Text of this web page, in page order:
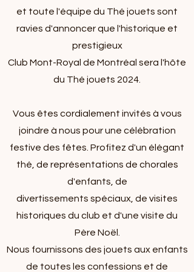
et toute l'équipe du Thé jouets sont
ravies d'annoncer que l'historique et
prestigieux
Club Mont-Royal de Montréal sera l'hôte
du Thé jouets 2024.
Vous êtes cordialement invités à vous
joindre à nous pour une célébration
festive des fêtes. Profitez d'un élégant
thé, de représentations de chorales
d'enfants, de
divertissements spéciaux, de visites
historiques du club et d'une visite du
Père Noël.
Nous fournissons des jouets aux enfants
de toutes les confessions et de